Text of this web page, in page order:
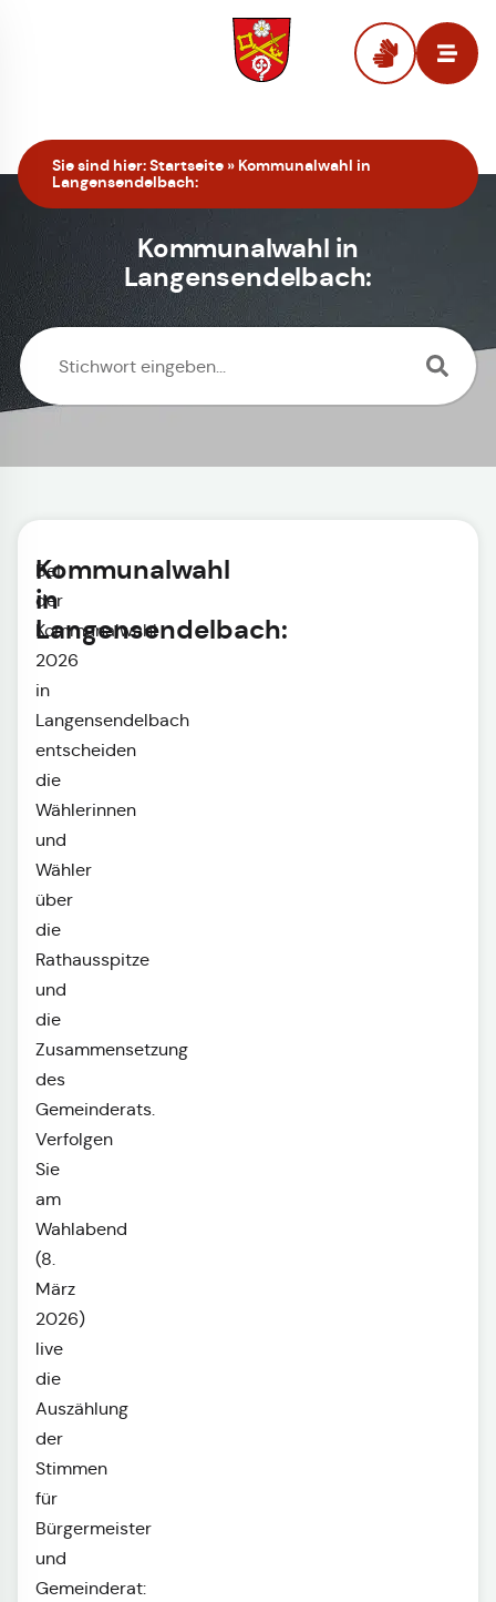
Sie sind hier:Startseite » Kommunalwahl in
Langensendelbach:
Kommunalwahl in
Langensendelbach:
Kommunalwahl
in
Langensendelbach:
Bei
der
Kommunalwahl
2026
in
Langensendelbach
entscheiden
die
Wählerinnen
und
Wähler
über
die
Rathausspitze
und
die
Zusammensetzung
des
Gemeinderats.
Verfolgen
Sie
am
Wahlabend
(8.
März
2026)
live
die
Auszählung
der
Stimmen
für
Bürgermeister
und
Gemeinderat: